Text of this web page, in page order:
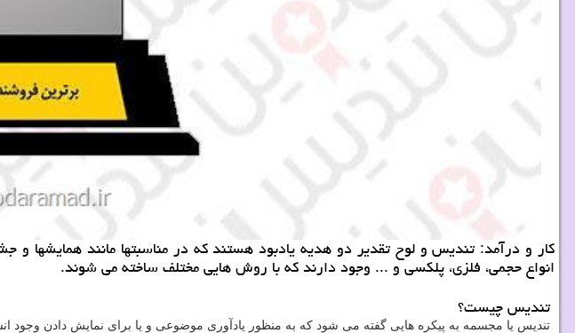
كار و درآمد: تندیس و لوح تقدیر دو هدیه یادبود هستند كه در مناسبتها مانند همایشها و
انواع حجمی، فلزی، پلكسی و ... وجود دارند كه با روش هایی مختلف ساخته می شوند.
تندیس چیست؟
تندیس یا مجسمه به پیکره هایی گفته می شود که به منظور یادآوری موضوعی و یا برای نمایش دادن